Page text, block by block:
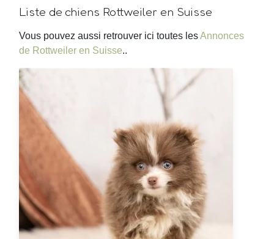
Liste de chiens Rottweiler en Suisse
Vous pouvez aussi retrouver ici toutes lesAnnonces
de Rottweiler en Suisse..